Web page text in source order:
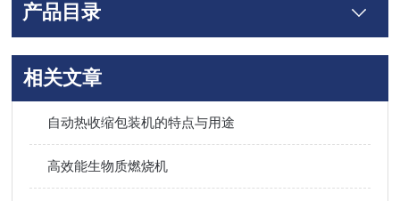
产品目录
相关文章
自动热收缩包装机的特点与用途
高效能生物质燃烧机